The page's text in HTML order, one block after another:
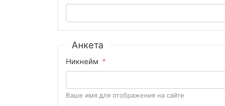
Анкета
Никнейм
Ваше имя для отображения на сайте